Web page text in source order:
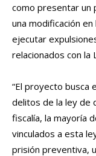
como presentar un
una modificación
ejecutar
relacionados con la
“El proyecto busca
delitos de la ley de
fiscalía, la mayoría
vinculados a esta
prisión preventiva,